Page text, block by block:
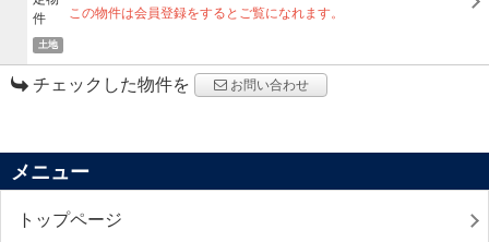
土地
この物件は会員登録をするとご覧になれます。
チェックした物件を お問い合わせ
メニュー
トップページ